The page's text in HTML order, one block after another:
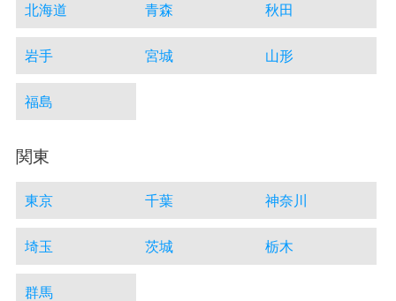
北海道 青森 秋田
岩手 宮城 山形
福島
関東
東京 千葉 神奈川
埼玉 茨城 栃木
群馬